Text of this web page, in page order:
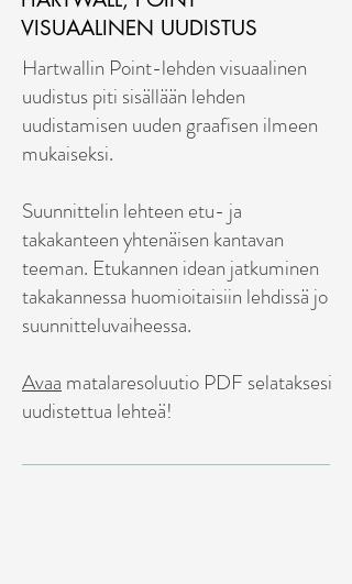
VISUAALINEN UUDISTUS
Hartwallin Point-lehden visuaalinen
uudistus piti sisällään lehden
uudistamisen uuden graafisen ilmeen
mukaiseksi.
Suunnittelin lehteen etu- ja
takakanteen yhtenäisen kantavan
teeman. Etukannen idean jatkuminen
takakannessa huomioitaisiin lehdissä jo
suunnitteluvaiheessa.
Avaa matalaresoluutio PDF selataksesi
uudistettua lehteä!